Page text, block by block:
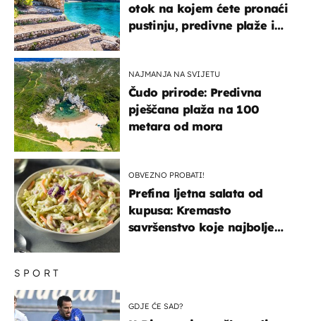
SPORT
GDJE ĆE SAD?
otok na kojem ćete pronaći
pustinju, predivne plaže i
NAJMANJA NA SVIJETU
Čudo prirode: Predivna
pješčana plaža na 100
metara od mora
OBVEZNO PROBATI!
Prefina ljetna salata od
kupusa: Kremasto
savršenstvo koje najbolje